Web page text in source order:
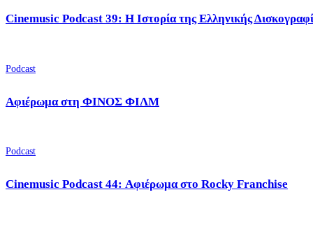
Cinemusic Podcast 39: Η Ιστορία της Ελληνικής
Podcast
Αφιέρωμα στη ΦΙΝΟΣ ΦΙΛΜ
Podcast
Cinemusic Podcast 44: Αφιέρωμα στο Rocky Franchise